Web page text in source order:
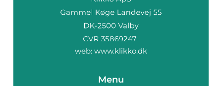
web: www.klikko.dk
Menu